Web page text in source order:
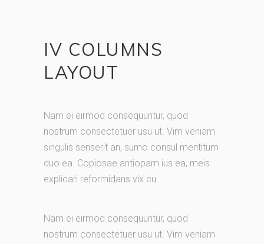
IV COLUMNS
LAYOUT
Nam ei eirmod consequuntur, quod
nostrum consectetuer usu ut. Vim veniam
singulis senserit an, sumo consul mentitum
duo ea. Copiosae antiopam ius ea, meis
explicari reformidans vix cu.
Nam ei eirmod consequuntur, quod
nostrum consectetuer usu ut. Vim veniam